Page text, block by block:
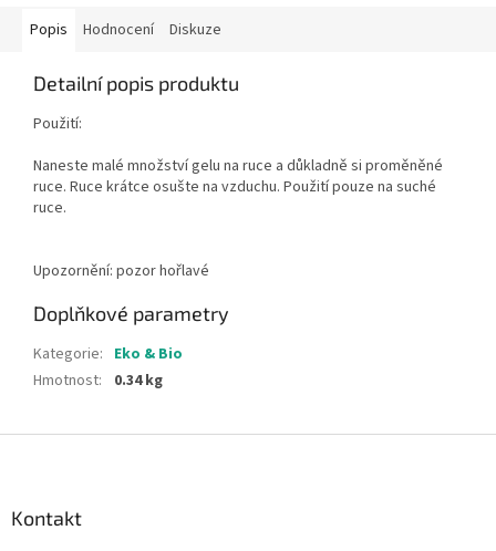
Popis Hodnocení Diskuze
Detailní popis produktu
Použití:
Naneste malé množství gelu na ruce a důkladně si proměněné
ruce. Ruce krátce osušte na vzduchu. Použití pouze na suché
ruce.
Upozornění: pozor hořlavé
Doplňkové parametry
Kategorie: Eko & Bio
Hmotnost: 0.34 kg
Kontakt